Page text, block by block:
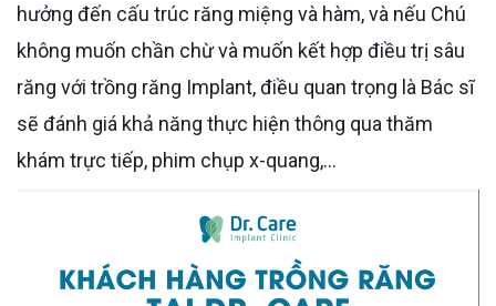
hưởng đến cấu trúc răng miệng và hàm, và nếu Chú
không muốn chần chừ và muốn kết hợp điều trị sâu
răng với trồng răng Implant, điều quan trọng là Bác sĩ
sẽ đánh giá khả năng thực hiện thông qua thăm
khám trực tiếp, phim chụp x-quang,...